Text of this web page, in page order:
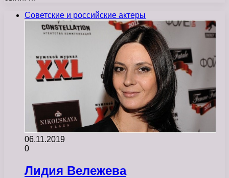
Советские и российские актеры
06.11.2019
0
Лидия Вележева